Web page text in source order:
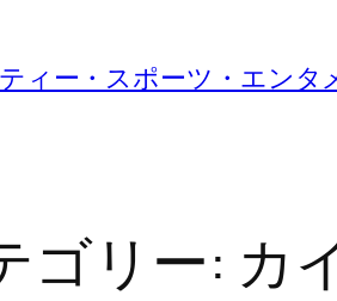
ィー・スポーツ・エンタ
ゴリー: カ